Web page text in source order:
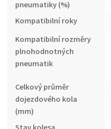
pneumatiky (%)
Kompatibilní roky
Kompatibilní rozměry
plnohodnotných
pneumatik
Celkový průměr
dojezdového kola
(mm)
Stav kolesa